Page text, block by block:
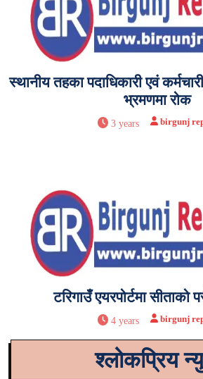
स्थानीय तहका पदाधिकारी एवं
भ्रमणमा रोक
3 years birgunj
टरिगाउँ एयरपोर्टमा सीताको
4 years birgunj
श्लोकप्रिय